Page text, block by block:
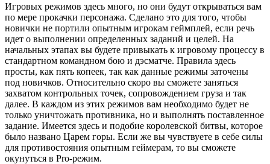
Игровых режимов здесь много, но они будут открываться вам
по мере прокачки персонажа. Сделано это для того, чтобы
новички не портили опытным игрокам геймплей, если речь
идет о выполнении определенных заданий и целей. На
начальных этапах вы будете привыкать к игровому процессу в
стандартном командном бою и дэсматче. Правила здесь
просты, как пять копеек, так как данные режимы заточены
под новичков. Относительно скоро вы сможете заняться
захватом контрольных точек, сопровождением груза и так
далее. В каждом из этих режимов вам необходимо будет не
только уничтожать противника, но и выполнять поставленное
задание. Имеется здесь и подобие королевской битвы, которое
было названо Царем горы. Если же вы чувствуете в себе силы
для противостояния опытным геймерам, то вы сможете
окунуться в Pro-режим.